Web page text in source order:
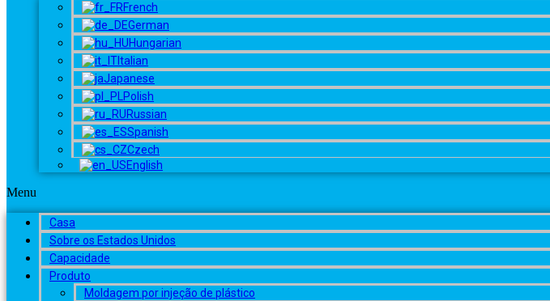
French
German
Hungarian
Italian
Japanese
Polish
Russian
Spanish
Czech
English
Menu
Casa
Sobre os Estados Unidos
Capacidade
Produto
Moldagem por injeção de plástico